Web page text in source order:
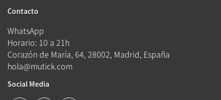
Contacto
WhatsApp
Horario: 10 a 21h
Corazón de María, 64, 28002, Madrid, España
hola@mutick.com
Social Media